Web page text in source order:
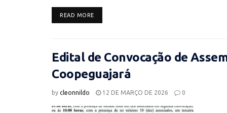
READ MOREDETAILS
Edital de Convocação de
Coopeguajará
by cleonnildo 12 DE MARÇO DE 2026 0